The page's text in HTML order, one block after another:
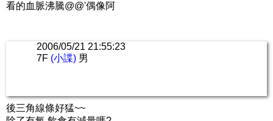
看的血脈沸騰@@'偶像阿
2006/05/21 21:55:23
7F (小諜) 男
後三角線條好猛~~